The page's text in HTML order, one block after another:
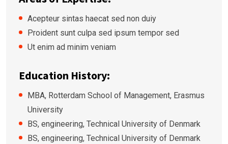
Acepteur sintas haecat sed non duiy
Proident sunt culpa sed ipsum tempor sed
Ut enim ad minim veniam
Education History:
MBA, Rotterdam School of Management, Erasmus
University
BS, engineering, Technical University of Denmark
BS, engineering, Technical University of Denmark